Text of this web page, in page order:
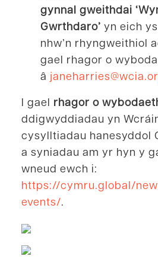
gynnal gweithdai
Gwrthdaro’ yn eich
nhw’n rhyngweithiol
gael rhagor o
â
I gael rhagor o
ddigwyddiadau yn
cysylltiadau hanesyddol
a syniadau am yr hyn y
wneud ewch i:
https://cymru.global/
events/.